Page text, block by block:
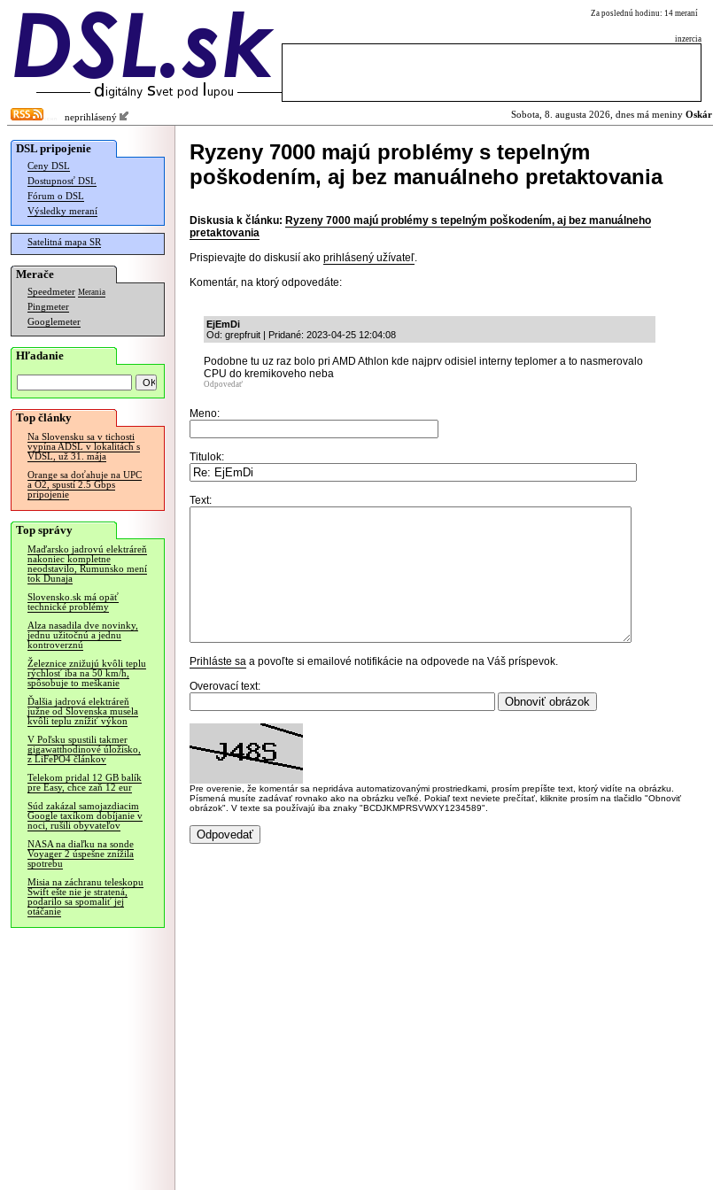
Za poslednú hodinu: 14 meraní
inzercia
neprihlásený Sobota, 8. augusta 2026, dnes má meniny Oskár
DSL pripojenie
Ceny DSL
Dostupnosť DSL
Fórum o DSL
Výsledky meraní
Satelitná mapa SR
Merače
Speedmeter Merania
Pingmeter
Googlemeter
Hľadanie
Top články
Na Slovensku sa v tichosti
vypína ADSL v lokalitách s
VDSL, už 31. mája
Orange sa doťahuje na UPC
a O2, spustí 2.5 Gbps
pripojenie
Top správy
Maďarsko jadrovú elektráreň
nakoniec kompletne
neodstavilo, Rumunsko mení
tok Dunaja
Slovensko.sk má opäť
technické problémy
Alza nasadila dve novinky,
jednu užitočnú a jednu
kontroverznú
Železnice znižujú kvôli teplu
rýchlosť iba na 50 km/h,
spôsobuje to meškanie
Ďalšia jadrová elektráreň
južne od Slovenska musela
kvôli teplu znížiť výkon
V Poľsku spustili takmer
gigawatthodinové úložisko,
z LiFePO4 článkov
Telekom pridal 12 GB balík
pre Easy, chce zaň 12 eur
Súd zakázal samojazdiacim
Google taxíkom dobíjanie v
noci, rušili obyvateľov
NASA na diaľku na sonde
Voyager 2 úspešne znížila
spotrebu
Misia na záchranu teleskopu
Swift ešte nie je stratená,
podarilo sa spomaliť jej
otáčanie
Ryzeny 7000 majú problémy s tepelným
poškodením, aj bez manuálneho pretaktovania
Diskusia k článku: Ryzeny 7000 majú problémy s tepelným poškodením, aj bez manuálneho
pretaktovania
Prispievajte do diskusií ako prihlásený užívateľ.
Komentár, na ktorý odpovedáte:
EjEmDi
Od: grepfruit | Pridané: 2023-04-25 12:04:08
Podobne tu uz raz bolo pri AMD Athlon kde najprv odisiel interny teplomer a to nasmerovalo
CPU do kremikoveho neba
Odpovedať
Meno:
Titulok:
Text:
Prihláste sa a povoľte si emailové notifikácie na odpovede na Váš príspevok.
Overovací text:
Pre overenie, že komentár sa nepridáva automatizovanými prostriedkami, prosím prepíšte text, ktorý vidíte na obrázku.
Písmená musíte zadávať rovnako ako na obrázku veľké. Pokiaľ text neviete prečítať, kliknite prosím na tlačidlo "Obnoviť
obrázok". V texte sa používajú iba znaky "BCDJKMPRSVWXY1234589".